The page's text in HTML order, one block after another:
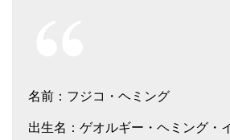
名前：フジコ・ヘミング
出生名：ゲオルギー・ヘミング・